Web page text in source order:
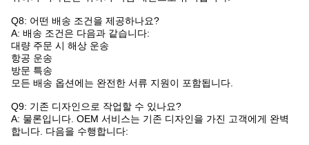
Q8: 어떤 배송 조건을 제공하나요?
A: 배송 조건은 다음과 같습니다:
대량 주문 시 해상 운송
항공 운송
방문 특송
모든 배송 옵션에는 완전한 서류 지원이 포함됩니다.
Q9: 기존 디자인으로 작업할 수 있나요?
A: 물론입니다. OEM 서비스는 기존 디자인을 가진 고객에게 완벽
합니다. 다음을 수행합니다: